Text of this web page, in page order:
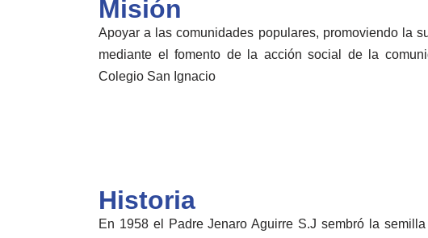
Misión
Apoyar a las comunidades populares, promoviendo la
mediante el fomento de la acción social de la
Colegio San Ignacio
Historia
En 1958 el Padre Jenaro Aguirre S.J sembró la